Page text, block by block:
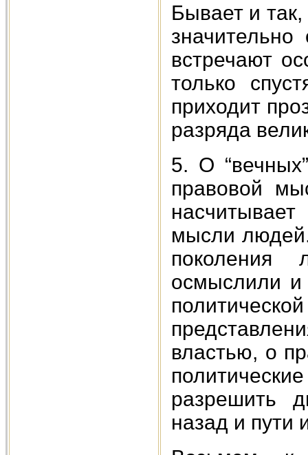
Бывает и
встречают
только
приходит
разряда
5. О
правовой
мысли
поколения
осмыслили
властью, о
разрешить
назад и пути